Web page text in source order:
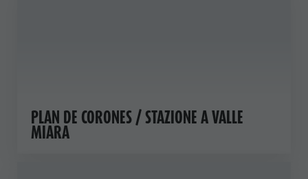
PLAN DE CORONES / STAZIONE A VALLE
MIARA